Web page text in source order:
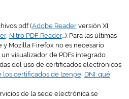
pdf (Adobe Readerversión XI,
, Nitro PDF Reader...). Para las últimas
Mozilla Firefox no es necesario
visualizador de PDFs integrado.
del uso de certificados electrónicos
los certificados de Izenpe, DNI: qué
de la sede electrónica se